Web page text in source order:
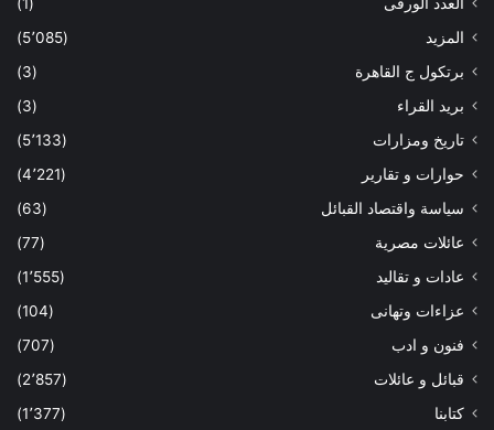
المزيد
(5٬085)
برتكول ج القاهرة
(3)
بريد القراء
(3)
تاريخ ومزارات
(5٬133)
حوارات و تقارير
(4٬221)
سياسة واقتصاد القبائل
(63)
عائلات مصرية
(77)
عادات و تقاليد
(1٬555)
عزاءات وتهانى
(104)
فنون و ادب
(707)
قبائل و عائلات
(2٬857)
كتابنا
(1٬377)